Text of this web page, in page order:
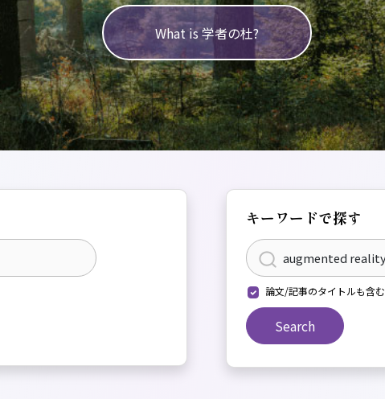
What is 学者の杜?
キーワードで探す
論文/記事のタイトルも含む
Search